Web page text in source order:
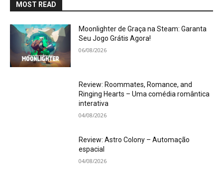
MOST READ
Moonlighter de Graça na Steam: Garanta
Seu Jogo Grátis Agora!
06/08/2026
Review: Roommates, Romance, and
Ringing Hearts – Uma comédia romântica
interativa
04/08/2026
Review: Astro Colony – Automação
espacial
04/08/2026